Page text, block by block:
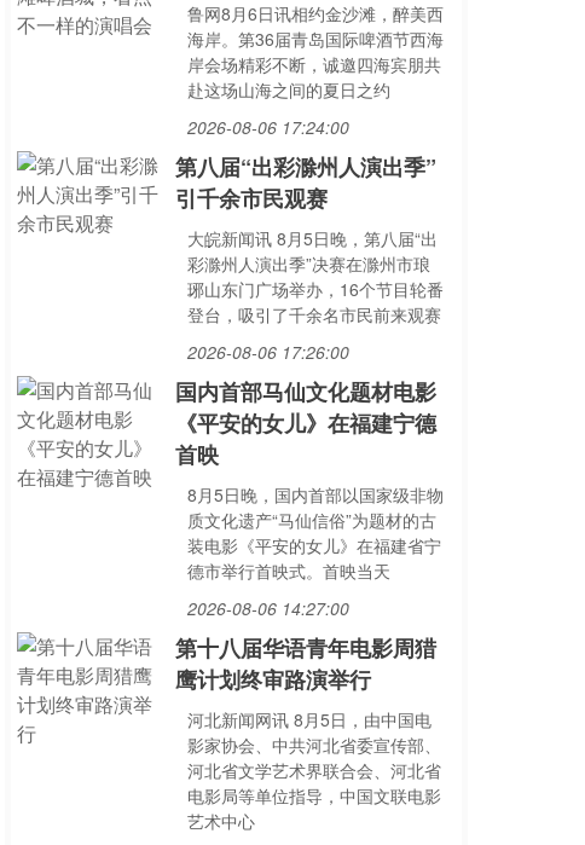
鲁网8月6日讯相约金沙滩，醉美西
海岸。第36届青岛国际啤酒节西海
岸会场精彩不断，诚邀四海宾朋共
赴这场山海之间的夏日之约
2026-08-06 17:24:00
第八届“出彩滁州人演出季”
引千余市民观赛
大皖新闻讯 8月5日晚，第八届“出
彩滁州人演出季”决赛在滁州市琅
琊山东门广场举办，16个节目轮番
登台，吸引了千余名市民前来观赛
2026-08-06 17:26:00
国内首部马仙文化题材电影
《平安的女儿》在福建宁德
首映
8月5日晚，国内首部以国家级非物
质文化遗产“马仙信俗”为题材的古
装电影《平安的女儿》在福建省宁
德市举行首映式。首映当天
2026-08-06 14:27:00
第十八届华语青年电影周猎
鹰计划终审路演举行
河北新闻网讯 8月5日，由中国电
影家协会、中共河北省委宣传部、
河北省文学艺术界联合会、河北省
电影局等单位指导，中国文联电影
艺术中心